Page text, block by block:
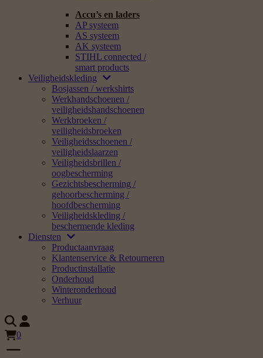
Accu’s en laders
AP systeem
AS systeem
AK systeem
STIHL connected /
smart products
Veiligheidskleding
Bosjassen / werkshirts
Werkhandschoenen /
veiligheidshandschoenen
Werkbroeken /
veiligheidsbroeken
Veiligheidsschoenen /
veiligheidslaarzen
Veiligheidsbrillen /
oogbescherming
Gezichtsbescherming /
gehoorbescherming /
hoofdbescherming
Veiligheidskleding /
beschermende kleding
Diensten
Productaanvraag
Klantenservice & Retourneren
Productinstallatie
Onderhoud
Winteronderhoud
Verhuur
0